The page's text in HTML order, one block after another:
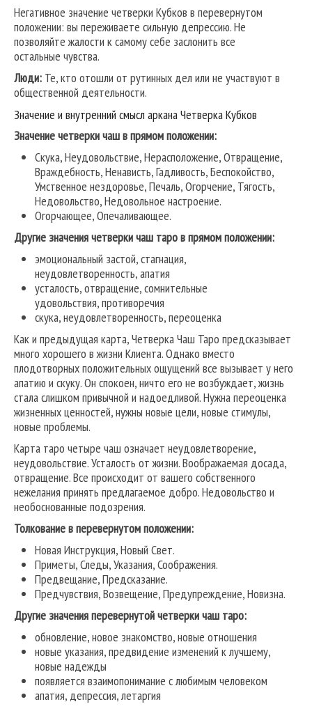
Негативное значение четверки Кубков в перевернутом
положении: вы переживаете сильную депрессию. Не
позволяйте жалости к самому себе заслонить все
остальные чувства.
Люди: Те, кто отошли от рутинных дел или не участвуют в
общественной деятельности.
Значение и внутренний смысл аркана Четверка Кубков
Значение четверки чаш в прямом положении:
Скука, Неудовольствие, Нерасположение, Отвращение,
Враждебность, Ненависть, Гадливость, Беспокойство,
Умственное нездоровье, Печаль, Огорчение, Тягость,
Недовольство, Недовольное настроение.
Огорчающее, Опечаливающее.
Другие значения четверки чаш таро в прямом положении:
эмоциональный застой, стагнация,
неудовлетворенность, апатия
усталость, отвращение, сомнительные
удовольствия, противоречия
скука, неудовлетворенность, переоценка
Как и предыдущая карта, Четверка Чаш Таро предсказывает
много хорошего в жизни Клиента. Однако вместо
плодотворных положительных ощущений все вызывает у него
апатию и скуку. Он спокоен, ничто его не возбуждает, жизнь
стала слишком привычной и надоедливой. Нужна переоценка
жизненных ценностей, нужны новые цели, новые стимулы,
новые проблемы.
Карта таро четыре чаш означает неудовлетворение,
неудовольствие. Усталость от жизни. Воображаемая досада,
отвращение. Все происходит от вашего собственного
нежелания принять предлагаемое добро. Недовольство и
необоснованные подозрения.
Толкование в перевернутом положении:
Новая Инструкция, Новый Свет.
Приметы, Следы, Указания, Соображения.
Предвещание, Предсказание.
Предчувствия, Возвещение, Предупреждение, Новизна.
Другие значения перевернутой четверки чаш таро:
обновление, новое знакомство, новые отношения
новые указания, предвидение изменений к лучшему,
новые надежды
появляется взаимопонимание с любимым человеком
апатия, депрессия, летаргия